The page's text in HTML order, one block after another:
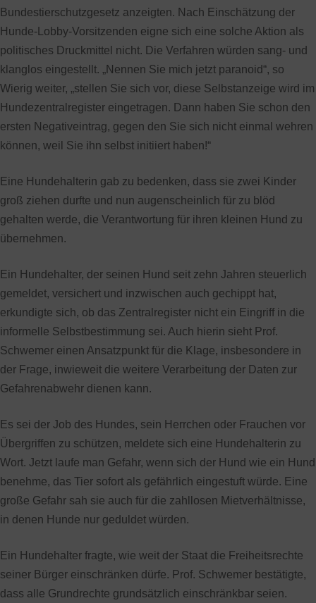
Bundestierschutzgesetz anzeigten. Nach Einschätzung der
Hunde-Lobby-Vorsitzenden eigne sich eine solche Aktion als
politisches Druckmittel nicht. Die Verfahren würden sang- und
klanglos eingestellt. „Nennen Sie mich jetzt paranoid“, so
Wierig weiter, „stellen Sie sich vor, diese Selbstanzeige wird im
Hundezentralregister eingetragen. Dann haben Sie schon den
ersten Negativeintrag, gegen den Sie sich nicht einmal wehren
können, weil Sie ihn selbst initiiert haben!“
Eine Hundehalterin gab zu bedenken, dass sie zwei Kinder
groß ziehen durfte und nun augenscheinlich für zu blöd
gehalten werde, die Verantwortung für ihren kleinen Hund zu
übernehmen.
Ein Hundehalter, der seinen Hund seit zehn Jahren steuerlich
gemeldet, versichert und inzwischen auch gechippt hat,
erkundigte sich, ob das Zentralregister nicht ein Eingriff in die
informelle Selbstbestimmung sei. Auch hierin sieht Prof.
Schwemer einen Ansatzpunkt für die Klage, insbesondere in
der Frage, inwieweit die weitere Verarbeitung der Daten zur
Gefahrenabwehr dienen kann.
Es sei der Job des Hundes, sein Herrchen oder Frauchen vor
Übergriffen zu schützen, meldete sich eine Hundehalterin zu
Wort. Jetzt laufe man Gefahr, wenn sich der Hund wie ein Hund
benehme, das Tier sofort als gefährlich eingestuft würde. Eine
große Gefahr sah sie auch für die zahllosen Mietverhältnisse,
in denen Hunde nur geduldet würden.
Ein Hundehalter fragte, wie weit der Staat die Freiheitsrechte
seiner Bürger einschränken dürfe. Prof. Schwemer bestätigte,
dass alle Grundrechte grundsätzlich einschränkbar seien.